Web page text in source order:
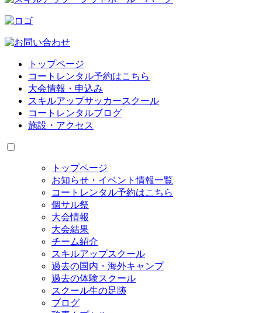
トップページ
コートレンタル予約はこちら
大会情報・申込み
スキルアップサッカースクール
コートレンタルブログ
施設・アクセス
トップページ
お知らせ・イベント情報一覧
コートレンタル予約はこちら
個サル祭
大会情報
大会結果
チーム紹介
スキルアップスクール
過去の国内・海外キャンプ
過去の体験スクール
スクール生の足跡
ブログ